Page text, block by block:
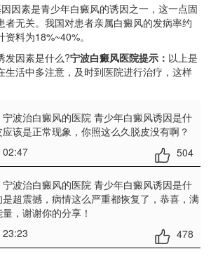
因素是青少年白癜风的诱因之一，这一点固
者无关。我国对患者亲属白癜风的发病率约
料为18%~40%。
因素是什么?宁波白癜风医院提示： 以上是
生活中多注意，及时到医院进行治疗，这样
宁波治白癜风的医院 青少年白癜风诱因是什
应该是正常现象，你照这么久脱皮没有啊？
02:47
504
宁波治白癜风的医院 青少年白癜风诱因是什
是超震撼，病情这么严重都恢复了，恭喜，满
，谢谢你的分享！
478